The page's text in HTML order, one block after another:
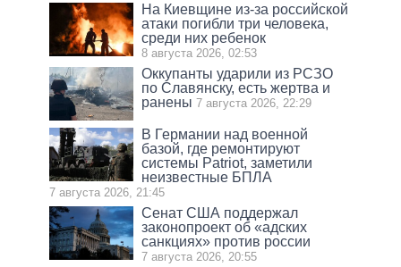
На Киевщине из-за российской
атаки погибли три человека,
среди них ребенок
8 августа 2026, 02:53
Оккупанты ударили из РСЗО
по Славянску, есть жертва и
ранены 7 августа 2026, 22:29
В Германии над военной
базой, где ремонтируют
системы Patriot, заметили
неизвестные БПЛА
7 августа 2026, 21:45
Сенат США поддержал
законопроект об «адских
санкциях» против россии
7 августа 2026, 20:55